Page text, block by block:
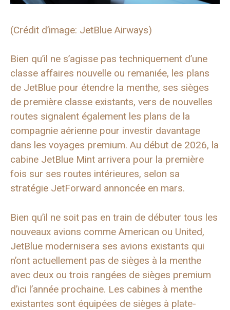
(Crédit d’image: JetBlue Airways)
Bien qu’il ne s’agisse pas techniquement d’une
classe affaires nouvelle ou remaniée, les plans
de JetBlue pour étendre la menthe, ses sièges
de première classe existants, vers de nouvelles
routes signalent également les plans de la
compagnie aérienne pour investir davantage
dans les voyages premium. Au début de 2026, la
cabine JetBlue Mint arrivera pour la première
fois sur ses routes intérieures, selon sa
stratégie JetForward annoncée en mars.
Bien qu’il ne soit pas en train de débuter tous les
nouveaux avions comme American ou United,
JetBlue modernisera ses avions existants qui
n’ont actuellement pas de sièges à la menthe
avec deux ou trois rangées de sièges premium
d’ici l’année prochaine. Les cabines à menthe
existantes sont équipées de sièges à plate-